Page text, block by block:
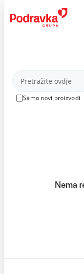
content
Samo novi proizvodi
Nema